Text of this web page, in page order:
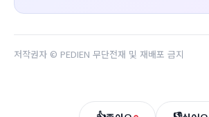
저작권자 © PEDIEN 무단전재 및 재배포 금지